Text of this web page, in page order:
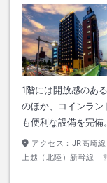
1階には開放感のあ
のほか、コインラン
も便利な設備を完
アクセス： JR高崎
上越（北陸）新幹線「